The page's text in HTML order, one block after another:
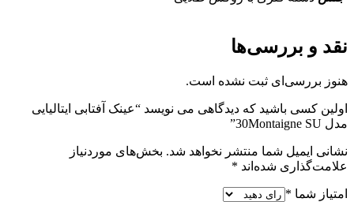
نقد و بررسی‌ها
هنوز بررسی‌ای ثبت نشده است.
اولین کسی باشید که دیدگاهی می نویسد “عینک آفتابی ایتالیایی
مدل 30Montaigne SU”
نشانی ایمیل شما منتشر نخواهد شد. بخش‌های موردنیاز
علامت‌گذاری شده‌اند *
امتیاز شما *